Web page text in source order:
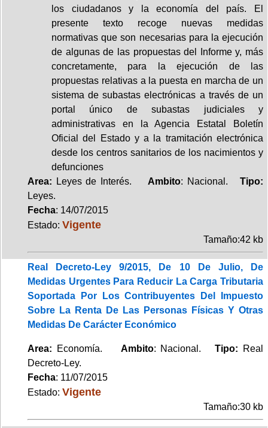
los ciudadanos y la economía del país. El
presente texto recoge nuevas medidas
normativas que son necesarias para la ejecución
de algunas de las propuestas del Informe y, más
concretamente, para la ejecución de las
propuestas relativas a la puesta en marcha de un
sistema de subastas electrónicas a través de un
portal único de subastas judiciales y
administrativas en la Agencia Estatal Boletín
Oficial del Estado y a la tramitación electrónica
desde los centros sanitarios de los nacimientos y
defunciones
Area: Leyes de Interés. Ambito: Nacional.Tipo:
Leyes.
Fecha: 14/07/2015
Estado: Vigente
Tamaño:42 kb
Real Decreto-Ley 9/2015, De 10 De Julio, De
Medidas Urgentes Para Reducir La Carga Tributaria
Soportada Por Los Contribuyentes Del Impuesto
Sobre La Renta De Las Personas Físicas Y Otras
Medidas De Carácter Económico
Area: Economía. Ambito: Nacional.Tipo:
Real
Decreto-Ley.
Fecha: 11/07/2015
Estado: Vigente
Tamaño:30 kb